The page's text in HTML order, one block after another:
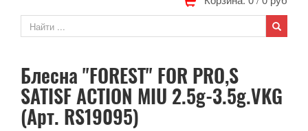
Блесна "FOREST" FOR PRO,S
SATISF ACTION MIU 2.5g-3.5g.VKG
(Арт. RS19095)